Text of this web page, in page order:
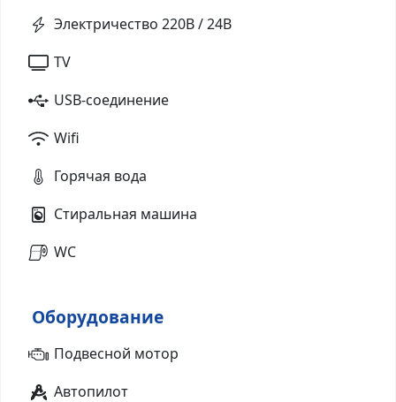
Электричество 220В / 24В
TV
USB-соединение
Wifi
Горячая вода
Стиральная машина
WC
Оборудование
Подвесной мотор
Автопилот